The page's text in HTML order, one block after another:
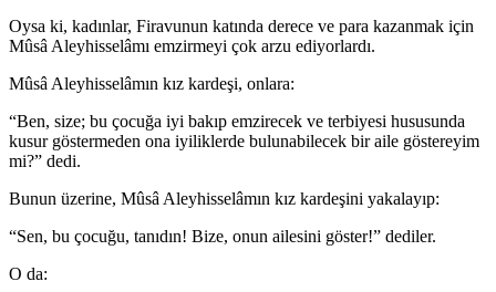
Oysa ki, kadınlar, Firavunun katında derece ve para kazanmak için
Mûsâ Aley­hisselâmı emzirmeyi çok arzu ediyorlardı.
Mûsâ Aleyhisselâmın kız kardeşi, onlara:
“Ben, size; bu çocuğa iyi bakıp emzirecek ve terbiyesi hususunda
kusur gös­termeden ona iyiliklerde bulunabilecek bir aile göstereyim
mi?” dedi.
Bunun üzerine, Mûsâ Aleyhisselâmın kız kardeşini yakalayıp:
“Sen, bu çocuğu, tanıdın! Bize, onun ailesini göster!” dediler.
O da: